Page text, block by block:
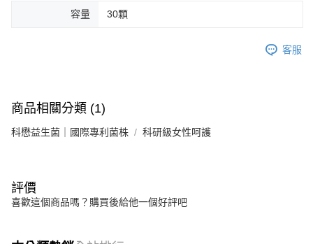
容量 30顆
客服
商品相關分類 (1)
科懋益生菌｜國際專利菌株 科研級女性呵護
評價
喜歡這個商品嗎？購買後給他一個好評吧